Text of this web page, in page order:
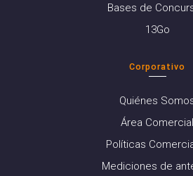
Bases de
13Go
Corporativo
Quiénes
Área Comercial
Políticas
Mediciones de